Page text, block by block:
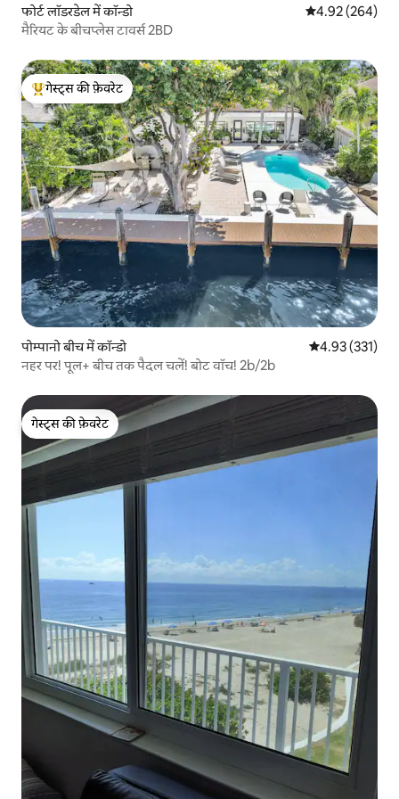
फोर्ट लॉडरडेल में कॉन्डो औसत रेटिंग 5 में से
4.92 (264)
मैरियट के बीचप्लेस टावर्स 2BD
गेस्ट्स का टॉप फ़ेवरेट
गेस्ट्स की फ़ेवरेट
पोम्पानो बीच में कॉन्डो औसत रेटिंग 5 में से
4.93 (331)
नहर पर! पूल+ बीच तक पैदल चलें! बोट वॉच! 2b/2b
गेस्ट्स की फ़ेवरेट
गेस्ट्स की फ़ेवरेट